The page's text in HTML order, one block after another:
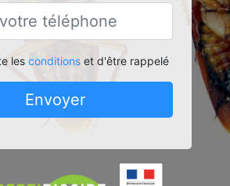
les conditionset d'être rappelé
Envoyer